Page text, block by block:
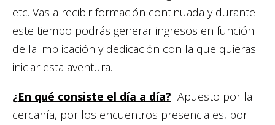
etc. Vas a recibir formación continuada y durante
este tiempo podrás generar ingresos en función
de la implicación y dedicación con la que quieras
iniciar esta aventura.
¿En qué consiste el día a día? Apuesto por la
cercanía, por los encuentros presenciales, por